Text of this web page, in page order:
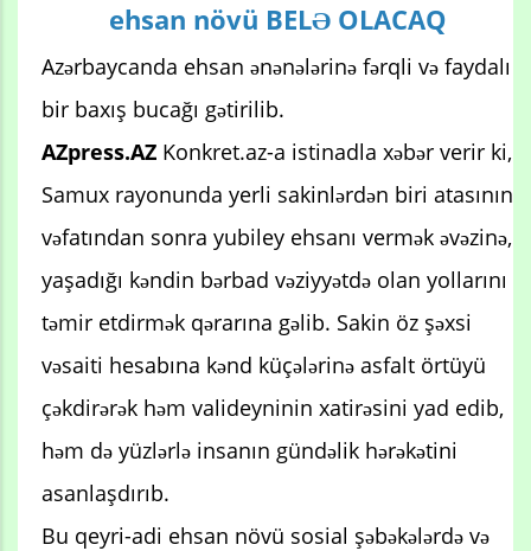
ehsan növü BELƏ OLACAQ
Azərbaycanda ehsan ənənələrinə fərqli və faydalı
bir baxış bucağı gətirilib.
AZpress.AZ Konkret.az-a istinadla xəbər verir ki,
Samux rayonunda yerli sakinlərdən biri atasının
vəfatından sonra yubiley ehsanı vermək əvəzinə,
yaşadığı kəndin bərbad vəziyyətdə olan yollarını
təmir etdirmək qərarına gəlib. Sakin öz şəxsi
vəsaiti hesabına kənd küçələrinə asfalt örtüyü
çəkdirərək həm valideyninin xatirəsini yad edib,
həm də yüzlərlə insanın gündəlik hərəkətini
asanlaşdırıb.
Bu qeyri-adi ehsan növü sosial şəbəkələrdə və